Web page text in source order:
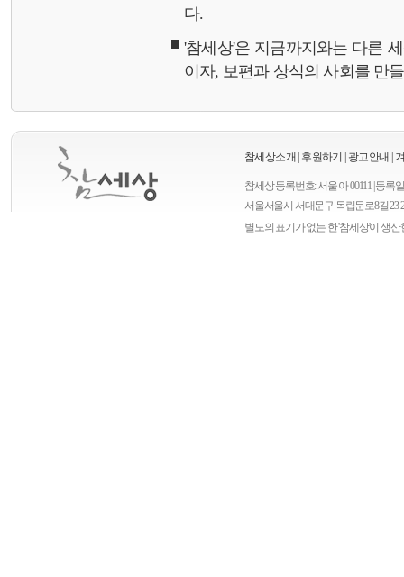
다.
'참세상'은 지금까지와는 다른
이자, 보편과 상식의 사회를 만
참세상소개 후원하기 광고안내
참세상 등록번호: 서울 아 00111 | 등록
서울서울시 서대문구 독립문로8길 23
별도의 표기가 없는 한 '참세상'이 생